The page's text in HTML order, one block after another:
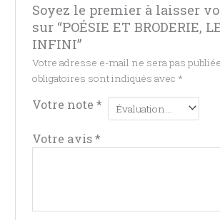
Soyez le premier à laisser
sur “POÉSIE ET BRODERIE,
INFINI”
Votre adresse e-mail ne sera pas
obligatoires sont indiqués avec *
Votre note *
Votre avis*